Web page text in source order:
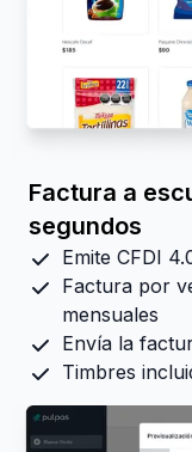
Factura a
segundos
Emite CFDI
Factura por
mensuales
Envía la
Timbres